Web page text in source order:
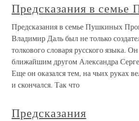
Предсказания в
Предсказания в семье Пушкиных
Владимир Даль был не только
толкового словаря русского языка.
ближайшим другом Александра
Еще он оказался тем, на чьих руках
и скончался. Так что
Предсказания